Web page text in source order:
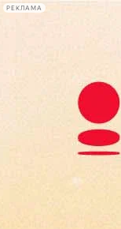
РЕКЛАМА
Сегодня:
2026.08.08
17:13
Афиша Plus